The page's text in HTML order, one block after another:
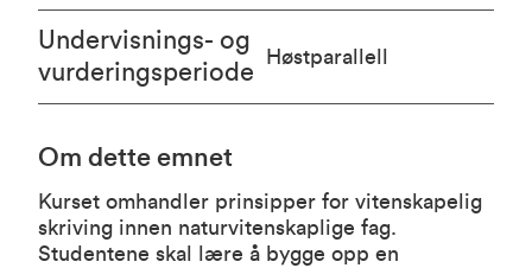
Om dette emnet
Kurset omhandler prinsipper for vitenskapelig
skriving innen naturvitenskaplige fag.
Studentene skal lære å bygge opp en
Undervisnings- og
vurderingsperiode
Høstparallell